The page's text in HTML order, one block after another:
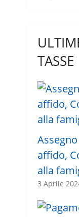
TASSE
affido,
alla
3 Aprile